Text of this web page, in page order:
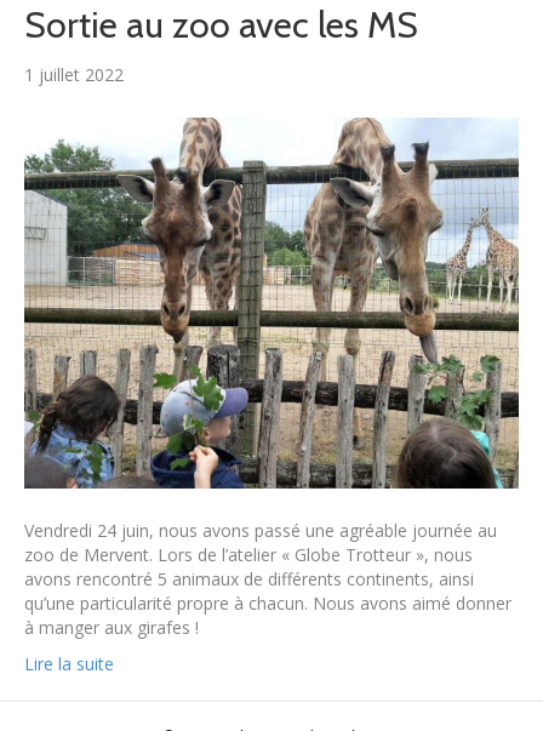
Sortie au zoo avec les MS
1 juillet 2022
Vendredi 24 juin, nous avons passé une agréable journée au
zoo de Mervent. Lors de l’atelier « Globe Trotteur », nous
avons rencontré 5 animaux de différents continents, ainsi
qu’une particularité propre à chacun. Nous avons aimé donner
à manger aux girafes !
Lire la suite